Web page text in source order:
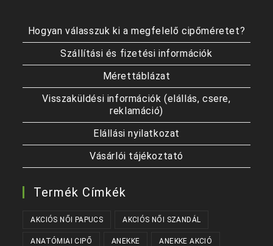
Hogyan válasszuk ki a megfelelő cipőméretet?
Szállítási és fizetési információk
Mérettáblázat
Visszaküldési információk (elállás, csere,
reklamáció)
Elállási nyilatkozat
Vásárlói tájékoztató
Termék Címkék
AKCIÓS NŐI PAPUCS AKCIÓS NŐI SZANDÁL
ANATÓMIAI CIPŐ ANEKKE ANEKKE AKCIÓ